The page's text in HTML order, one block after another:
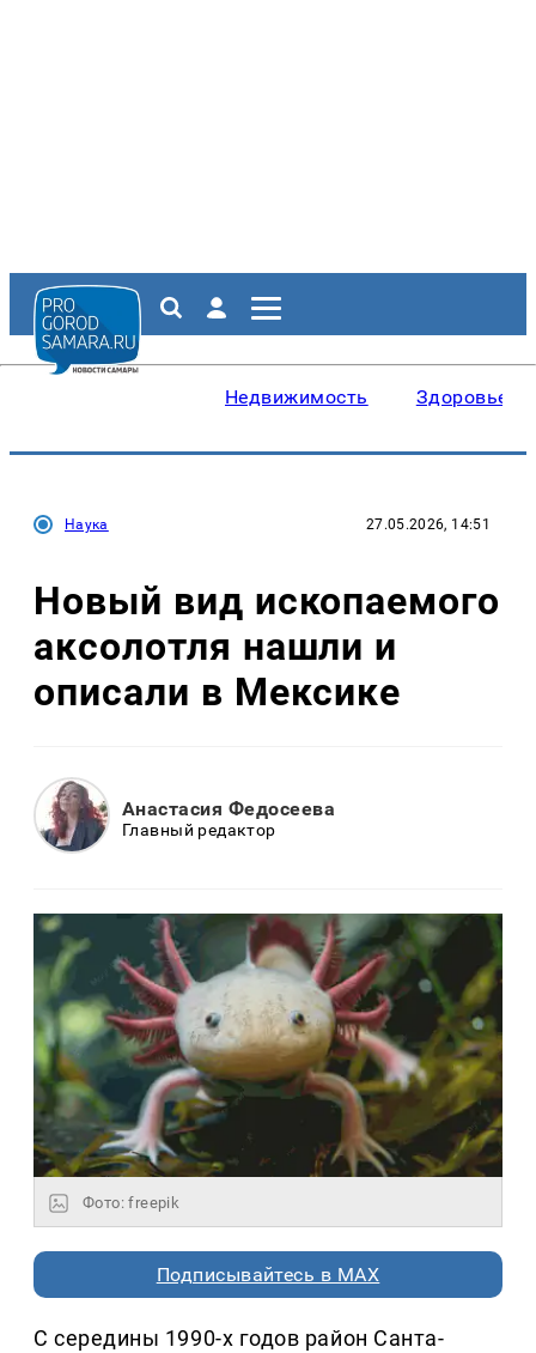
Недвижимость Здоровье
Наука 27.05.2026, 14:51
Новый вид ископаемого
аксолотля нашли и
описали в Мексике
Анастасия Федосеева
Главный редактор
Фото: freepik
Подписывайтесь в MAX
С середины 1990-х годов район Санта-